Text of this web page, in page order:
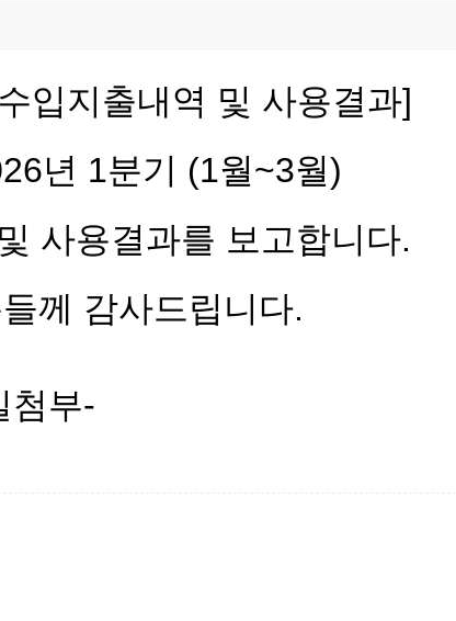
입지출내역 및 사용결과]
년 1분기 (1월~3월)
사용결과를 보고합니다.
께 감사드립니다.
첨부-